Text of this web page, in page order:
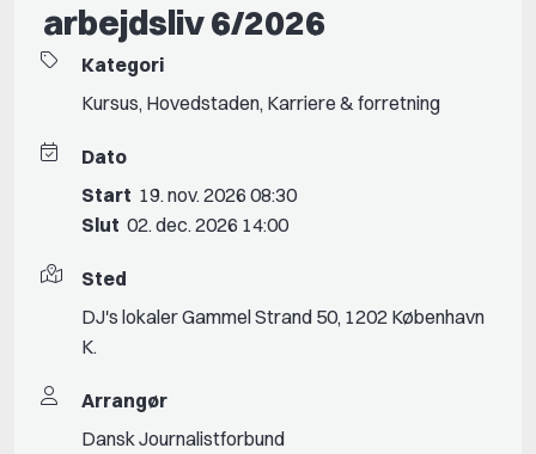
arbejdsliv 6/2026
Kategori
Kursus, Hovedstaden, Karriere & forretning
Dato
Start 19. nov. 2026 08:30
Slut 02. dec. 2026 14:00
Sted
DJ's lokaler Gammel Strand 50, 1202 København
K.
Arrangør
Dansk Journalistforbund